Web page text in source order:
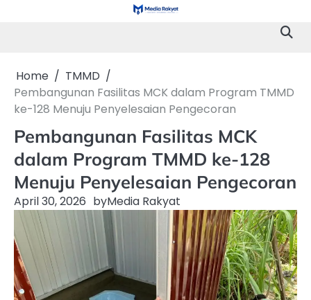
Home
TMMD
Pembangunan Fasilitas MCK dalam Program TMMD
ke-128 Menuju Penyelesaian Pengecoran
Pembangunan Fasilitas MCK
dalam Program TMMD ke-128
Menuju Penyelesaian Pengecoran
April 30, 2026 byMedia Rakyat